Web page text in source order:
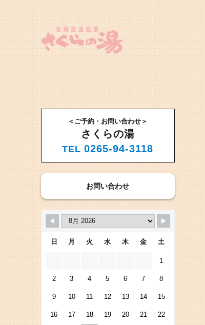
＜ご予約・お問い合わせ＞
さくらの湯
TEL0265-94-3118
お問い合わせ
日 月 火 水 木 金 土
1
2 3 4 5 6 7 8
9 10 11 12 13 14 15
16 17 18 19 20 21 22